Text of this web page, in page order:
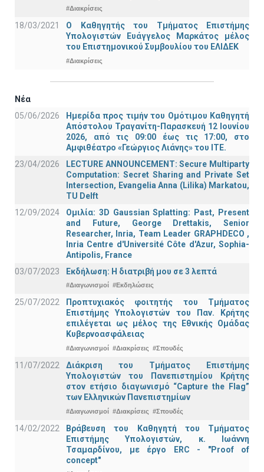
#Διακρίσεις
18/03/2021
Ο Καθηγητής του Τμήματος Επιστήμης
Υπολογιστών Ευάγγελος Μαρκάτος μέλος
του Επιστημονικού Συμβουλίου του ΕΛΙΔΕΚ
#Διακρίσεις
Νέα
05/06/2026
Ημερίδα προς τιμήν του Ομότιμου Καθηγητή
Απόστολου Τραγανίτη-Παρασκευή 12 Ιουνίου
2026, από τις 09:00 έως τις 17:00, στο
Αμφιθέατρο «Γεώργιος Λιάνης» του ΙΤΕ.
23/04/2026
LECTURE ANNOUNCEMENT: Secure Multiparty
Computation: Secret Sharing and Private Set
Intersection, Evangelia Anna (Lilika) Markatou,
TU Delft
12/09/2024
Ομιλία: 3D Gaussian Splatting: Past, Present
and Future, George Drettakis, Senior
Researcher, Inria, Team Leader GRAPHDECO ,
Inria Centre d'Université Côte d'Azur, Sophia-
Antipolis, France
03/07/2023
Εκδήλωση: Η διατριβή μου σε 3 λεπτά
#Διαγωνισμοί #Εκδηλώσεις
25/07/2022
Προπτυχιακός φοιτητής του Τμήματος
Επιστήμης Υπολογιστών του Παν. Κρήτης
επιλέγεται ως μέλος της Εθνικής Ομάδας
Κυβερνοασφάλειας
#Διαγωνισμοί #Διακρίσεις #Σπουδές
11/07/2022
Διάκριση του Τμήματος Επιστήμης
Υπολογιστών του Πανεπιστημίου Κρήτης
στον ετήσιο διαγωνισμό “Capture the Flag”
των Ελληνικών Πανεπιστημίων
#Διαγωνισμοί #Διακρίσεις #Σπουδές
14/02/2022
Βράβευση του Καθηγητή του Τμήματος
Επιστήμης Υπολογιστών, κ. Ιωάννη
Τσαμαρδίνου, με έργο ERC - "Proof of
concept"